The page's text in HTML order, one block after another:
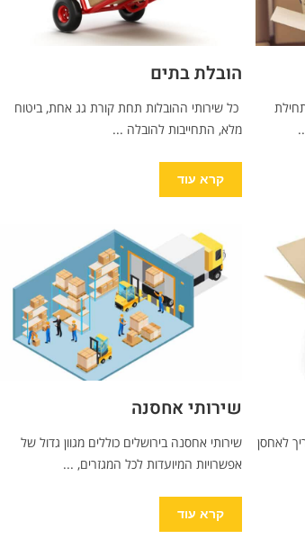
הובלת בתים
כל שירותי ההובלות תחת קורת גג אחת, ביטוח
מלא, התחייבות להובלה ...
קרא עוד
לאחסן
שירותי אחסנה
שירותי אחסנה בירושלים כוללים מגוון גדול של
אפשרויות המיועדות לכל המגזרים, ...
קרא עוד